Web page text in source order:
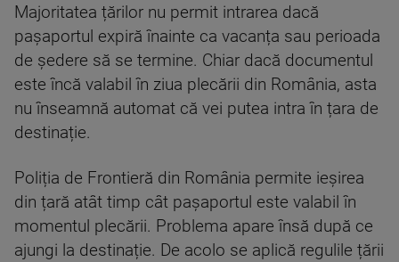
Majoritatea țărilor nu permit intrarea dacă
pașaportul expiră înainte ca vacanța sau perioada
de ședere să se termine. Chiar dacă documentul
este încă valabil în ziua plecării din România, asta
nu înseamnă automat că vei putea intra în țara de
destinație.
Poliția de Frontieră din România permite ieșirea
din țară atât timp cât pașaportul este valabil în
momentul plecării. Problema apare însă după ce
ajungi la destinație. De acolo se aplică regulile țării